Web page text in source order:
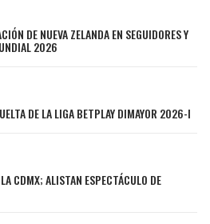
DE NUEVA ZELANDA EN SEGUIDORES Y
2026
DE LA LIGA BETPLAY DIMAYOR 2026-I
CDMX; ALISTAN ESPECTÁCULO DE